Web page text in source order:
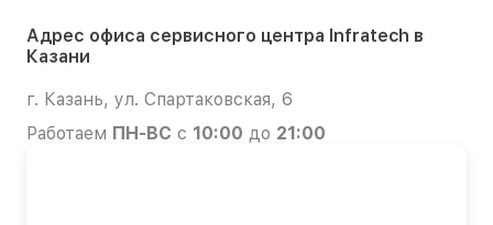
Адрес офиса сервисного центра Infratech в
Казани
г. Казань, ул. Спартаковская, 6
Работаем ПН-ВС с 10:00 до 21:00